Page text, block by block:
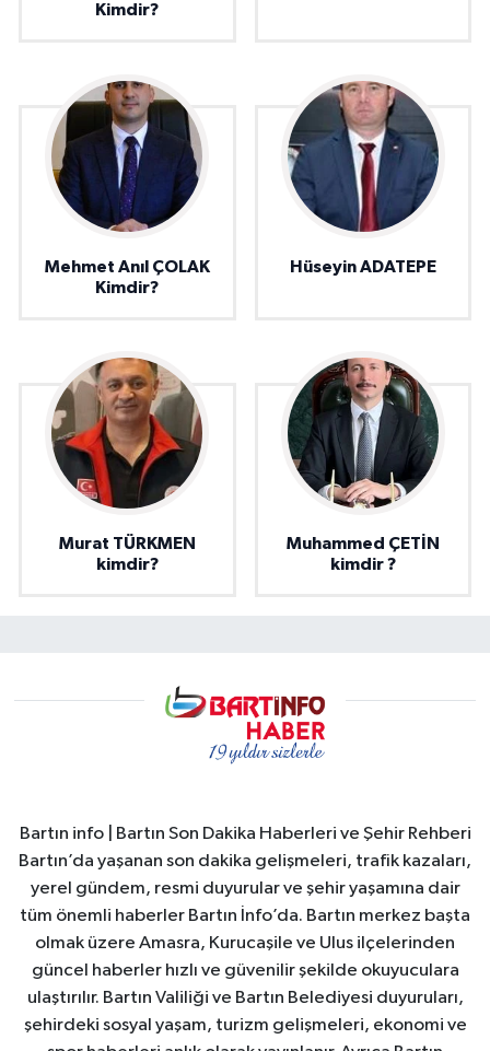
Kimdir?
Mehmet Anıl ÇOLAK
Kimdir?
Hüseyin ADATEPE
Murat TÜRKMEN
kimdir?
Muhammed ÇETİN
kimdir ?
Bartın info | Bartın Son Dakika Haberleri ve Şehir Rehberi
Bartın’da yaşanan son dakika gelişmeleri, trafik kazaları,
yerel gündem, resmi duyurular ve şehir yaşamına dair
tüm önemli haberler Bartın İnfo’da. Bartın merkez başta
olmak üzere Amasra, Kurucaşile ve Ulus ilçelerinden
güncel haberler hızlı ve güvenilir şekilde okuyuculara
ulaştırılır. Bartın Valiliği ve Bartın Belediyesi duyuruları,
şehirdeki sosyal yaşam, turizm gelişmeleri, ekonomi ve